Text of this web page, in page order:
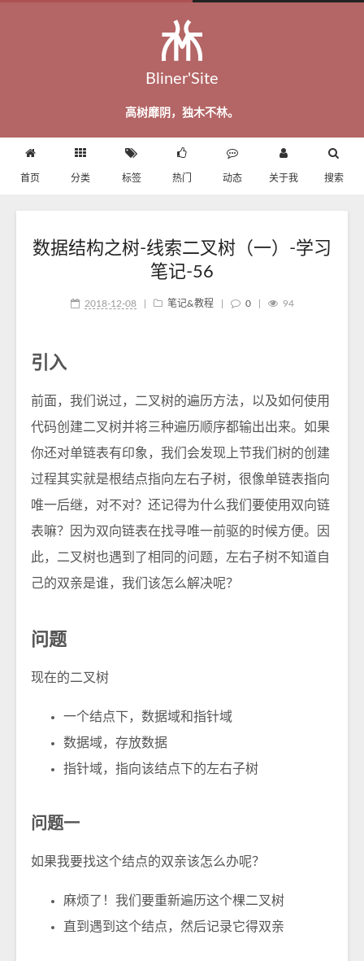
Bliner'Site
高树靡阴，独木不林。
首页 分类 标签 热门 动态 关于我 搜索
数据结构之树-线索二叉树（一）-学习
笔记-56
2018-12-08 笔记&教程 0 94
引入
前面，我们说过，二叉树的遍历方法，以及如何使用
代码创建二叉树并将三种遍历顺序都输出出来。如果
你还对单链表有印象，我们会发现上节我们树的创建
过程其实就是根结点指向左右子树，很像单链表指向
唯一后继，对不对？还记得为什么我们要使用双向链
表嘛？因为双向链表在找寻唯一前驱的时候方便。因
此，二叉树也遇到了相同的问题，左右子树不知道自
己的双亲是谁，我们该怎么解决呢？
问题
现在的二叉树
一个结点下，数据域和指针域
数据域，存放数据
指针域，指向该结点下的左右子树
问题一
如果我要找这个结点的双亲该怎么办呢？
麻烦了！我们要重新遍历这个棵二叉树
直到遇到这个结点，然后记录它得双亲